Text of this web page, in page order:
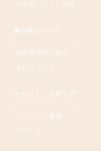
お休処いたくら柳野
奉行所について
箱館奉行所の歴史
奉行所ガイド
イベント・お知らせ
イベント・講座
お知らせ